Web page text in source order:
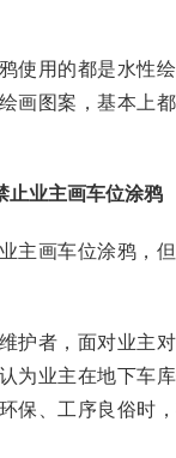
使用的都是水性
画图案，基本上
止业主画车位涂鸦
主画车位涂鸦，
护者，面对业主
为业主在地下车
保、工序良俗时